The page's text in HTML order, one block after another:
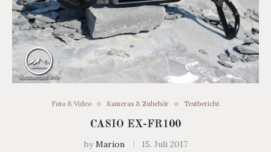
Foto & Video Kameras & Zubehör Testbericht
CASIO EX-FR100
byMarion 15. Juli 2017